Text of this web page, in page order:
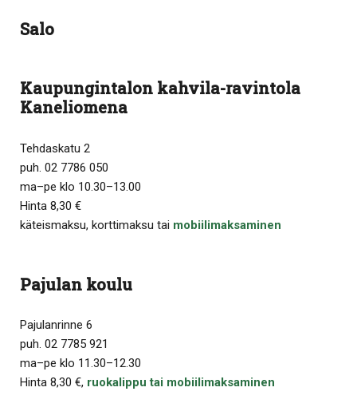
Salo
Kaupungintalon kahvila-ravintola
Kaneliomena
Tehdaskatu 2
puh. 02 7786 050
ma–pe klo 10.30–13.00
Hinta 8,30 €
käteismaksu, korttimaksu tai mobiilimaksaminen
Pajulan koulu
Pajulanrinne 6
puh. 02 7785 921
ma–pe klo 11.30–12.30
Hinta 8,30 €, ruokalippu tai mobiilimaksaminen